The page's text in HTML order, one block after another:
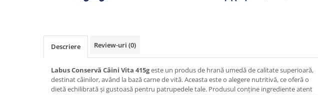
Descriere Review-uri (0)
Labus Conservă Câini Vita 415geste un produs de hrană umedă de calitate superioară,
destinat câinilor, având la bază carne de vită. Aceasta este o alegere nutritivă, ce oferă o
dietă echilibrată și gustoasă pentru patrupedele tale. Produsul conține ingrediente atent